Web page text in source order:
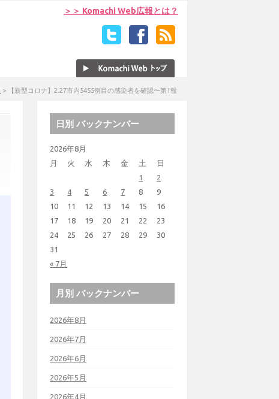
＞＞ Komachi Web広報とは？
> 【新型コロナ】2.27市内5455例目の感染者を確認〜第1報
日別 バックナンバー
2026年8月
月
火 水 木 金 土 日
« 7月
1
2
3
4 5 6 7 8
9
10
11 12 13 14 15
16
17
18 19 20 21 22
23
24
25 26 27 28 29
30
31
月別 バックナンバー
2026年8月
2026年7月
2026年6月
2026年5月
2026年4月